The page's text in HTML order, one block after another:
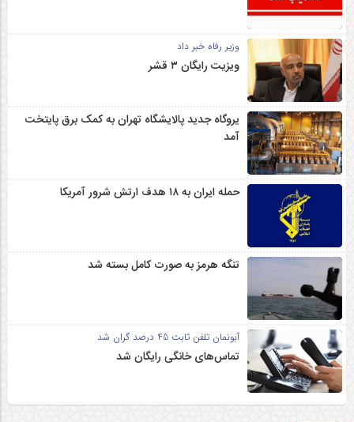
وزیر رفاه خبر داد
ویزیت رایگان ۳ قشر
یروگاه جدید پالایشگاه تهران به کمک برق پایتخت
آمد
حمله ایران به ۱۸ هدف ارتش شرور آمریکا
تنگه هرمز به صورت کامل بسته شد
آبونمان تلفن ثابت 45 درصد گران شد
تماس‌های خانگی رایگان شد